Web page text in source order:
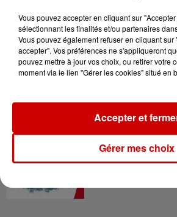
Alouette vous
Futuroscope
Le Duel -
Vous pouvez accepter en cliquant sur
sélectionnant les finalités et/ou partenaires
Vous pouvez également refuser en cliquant sur
accepter". Vos préférences ne s'appliqueront
pouvez mettre à jour vos choix, ou retirer votre
moment via le lien "Gérer les cookies" situé en
Gérer mes choix
Accepter et